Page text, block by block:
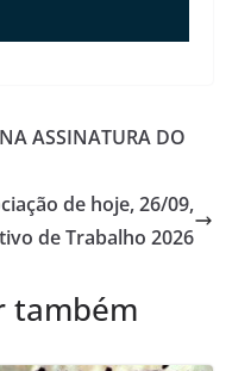
ASSINATURA DO
de hoje, 26/09,
de Trabalho 2026
também